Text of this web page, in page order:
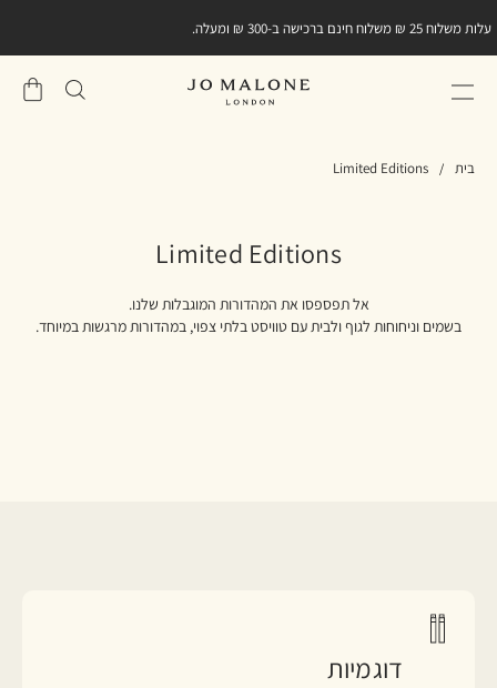
עלות משלוח 25 ₪ משלוח חינם ברכישה ב-300 ₪ ומעלה.
שֶׁלִי
בית Limited Editions
Limited Editions
אל תפספסו את המהדורות המוגבלות שלנו.
בשמים וניחוחות לגוף ולבית עם טוויסט בלתי צפוי, במהדורות מרגשות במיוחד.
דוגמיות